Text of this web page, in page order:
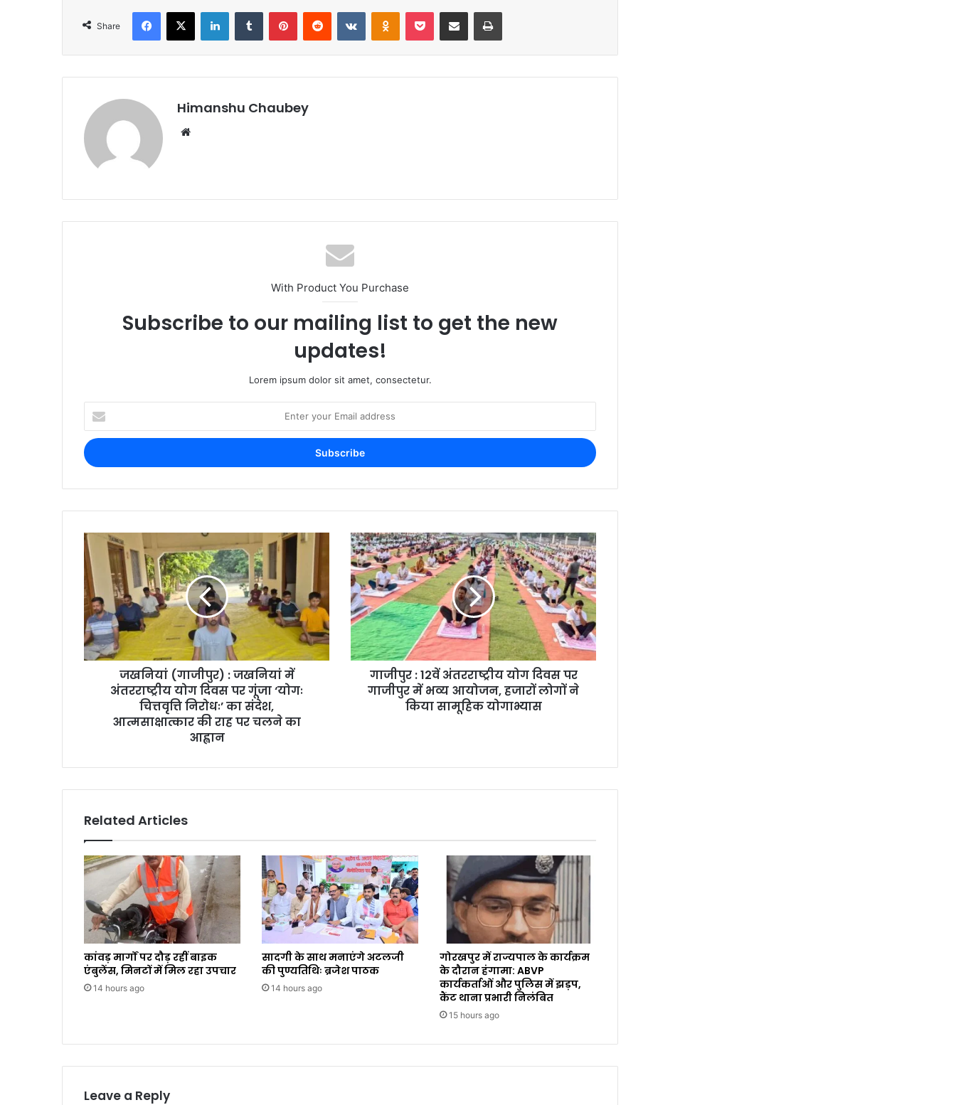
e
o
o
k
o
d
o
n
l
e
Share
Himanshu Chaubey
With Product You Purchase
Subscribe to our mailing list to get the new
updates!
Lorem ipsum dolor sit amet, consectetur.
जखनियां (गाजीपुर) : जखनियां में
अंतरराष्ट्रीय योग दिवस पर गूंजा ‘योगः
चित्तवृत्ति निरोधः’ का संदेश,
आत्मसाक्षात्कार की राह पर चलने का
आह्वान
गाजीपुर : 12वें अंतरराष्ट्रीय योग दिवस पर
गाजीपुर में भव्य आयोजन, हजारों लोगों ने
किया सामूहिक योगाभ्यास
Related Articles
कांवड़ मार्गों पर दौड़ रहीं बाइक
एंबुलेंस, मिनटों में मिल रहा उपचार
14 hours ago
सादगी के साथ मनाएंगे अटलजी
की पुण्यतिथिः ब्रजेश पाठक
14 hours ago
गोरखपुर में राज्यपाल के कार्यक्रम
के दौरान हंगामा: ABVP
कार्यकर्ताओं और पुलिस में झड़प,
कैंट थाना प्रभारी निलंबित
15 hours ago
Leave a Reply